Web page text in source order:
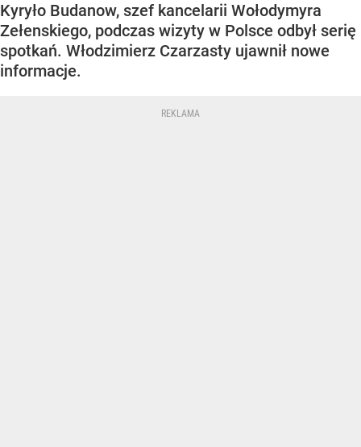
Kyryło Budanow, szef kancelarii Wołodymyra
Zełenskiego, podczas wizyty w Polsce odbył serię
spotkań. Włodzimierz Czarzasty ujawnił nowe
informacje.